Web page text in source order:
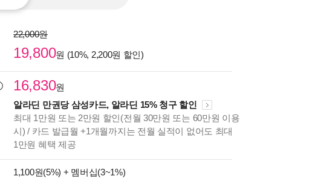
22,000원
19,800원 (10%, 2,200원 할인)
16,830원
알라딘 만권당 삼성카드, 알라딘 15% 청구 할인
최대 1만원 또는 2만원 할인(전월 30만원 또는 60만원 이용
시) / 카드 발급월 +1개월까지는 전월 실적이 없어도 최대
1만원 혜택 제공
1,100원(5%) + 멤버십(3~1%)